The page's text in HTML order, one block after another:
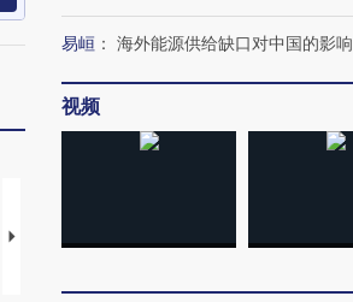
马航飞行员跨国走私7万
易峘 ： 海外能源供给缺口对中国的影响
视频